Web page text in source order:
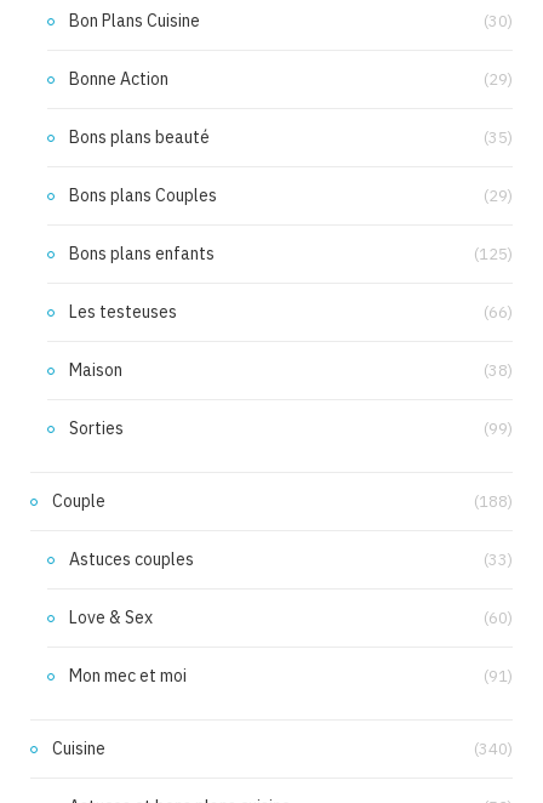
Bon Plans Cuisine (30)
Bonne Action (29)
Bons plans beauté (35)
Bons plans Couples (29)
Bons plans enfants (125)
Les testeuses (66)
Maison (38)
Sorties (99)
Couple (188)
Astuces couples (33)
Love & Sex (60)
Mon mec et moi (91)
Cuisine (340)